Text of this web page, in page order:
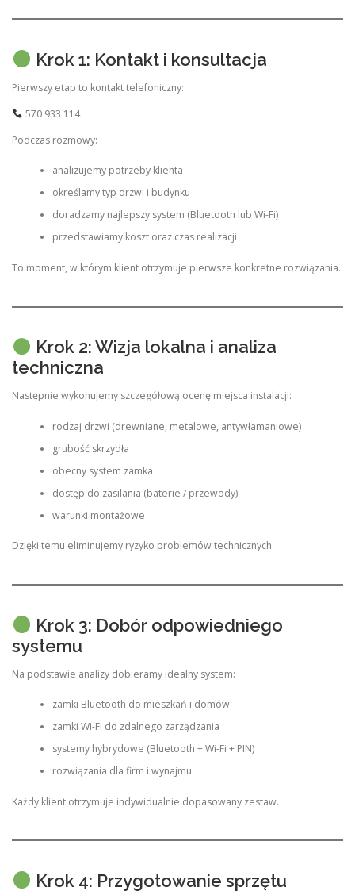
Krok 1: Kontakt i konsultacja
Pierwszy etap to kontakt telefoniczny:
570 933 114
Podczas rozmowy:
analizujemy potrzeby klienta
określamy typ drzwi i budynku
doradzamy najlepszy system (Bluetooth lub Wi-Fi)
przedstawiamy koszt oraz czas realizacji
To moment, w którym klient otrzymuje pierwsze konkretne rozwiązania.
Krok 2: Wizja lokalna i analiza
techniczna
Następnie wykonujemy szczegółową ocenę miejsca instalacji:
rodzaj drzwi (drewniane, metalowe, antywłamaniowe)
grubość skrzydła
obecny system zamka
dostęp do zasilania (baterie / przewody)
warunki montażowe
Dzięki temu eliminujemy ryzyko problemów technicznych.
Krok 3: Dobór odpowiedniego
systemu
Na podstawie analizy dobieramy idealny system:
zamki Bluetooth do mieszkań i domów
zamki Wi-Fi do zdalnego zarządzania
systemy hybrydowe (Bluetooth + Wi-Fi + PIN)
rozwiązania dla firm i wynajmu
Każdy klient otrzymuje indywidualnie dopasowany zestaw.
Krok 4: Przygotowanie sprzętu